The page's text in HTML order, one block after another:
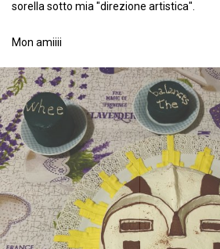
sorella sotto mia "direzione artistica".
Mon amiiii